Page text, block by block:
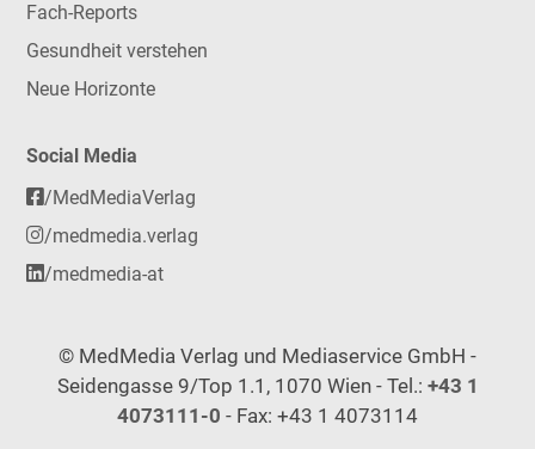
Fach-Reports
Gesundheit verstehen
Neue Horizonte
Social Media
/MedMediaVerlag
/medmedia.verlag
/medmedia-at
© MedMedia Verlag und Mediaservice GmbH -
Seidengasse 9/Top 1.1, 1070 Wien - Tel.: +43 1
4073111-0 - Fax: +43 1 4073114